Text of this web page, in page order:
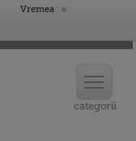
Vremea